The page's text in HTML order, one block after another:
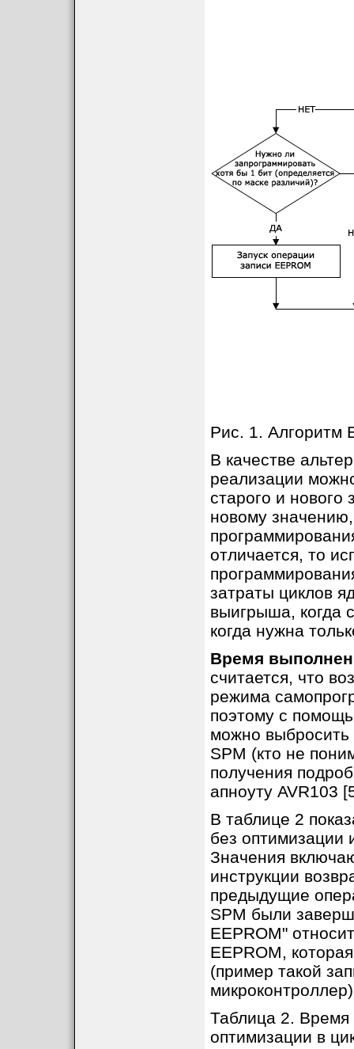
Рис. 1. Алгоритм
В качестве
реализации
старого и нового
новому
отличается, то
затраты циклов
выигрыша, когда
когда нужна
Время
считается, что
режима
поэтому с
можно выбросить
SPM (кто не
получения
апноуту AVR103
В таблице 2
без оптимизации
Значения
инструкции
предыдущие
SPM были
EEPROM"
EEPROM,
(пример такой
Таблица 2.
оптимизации в